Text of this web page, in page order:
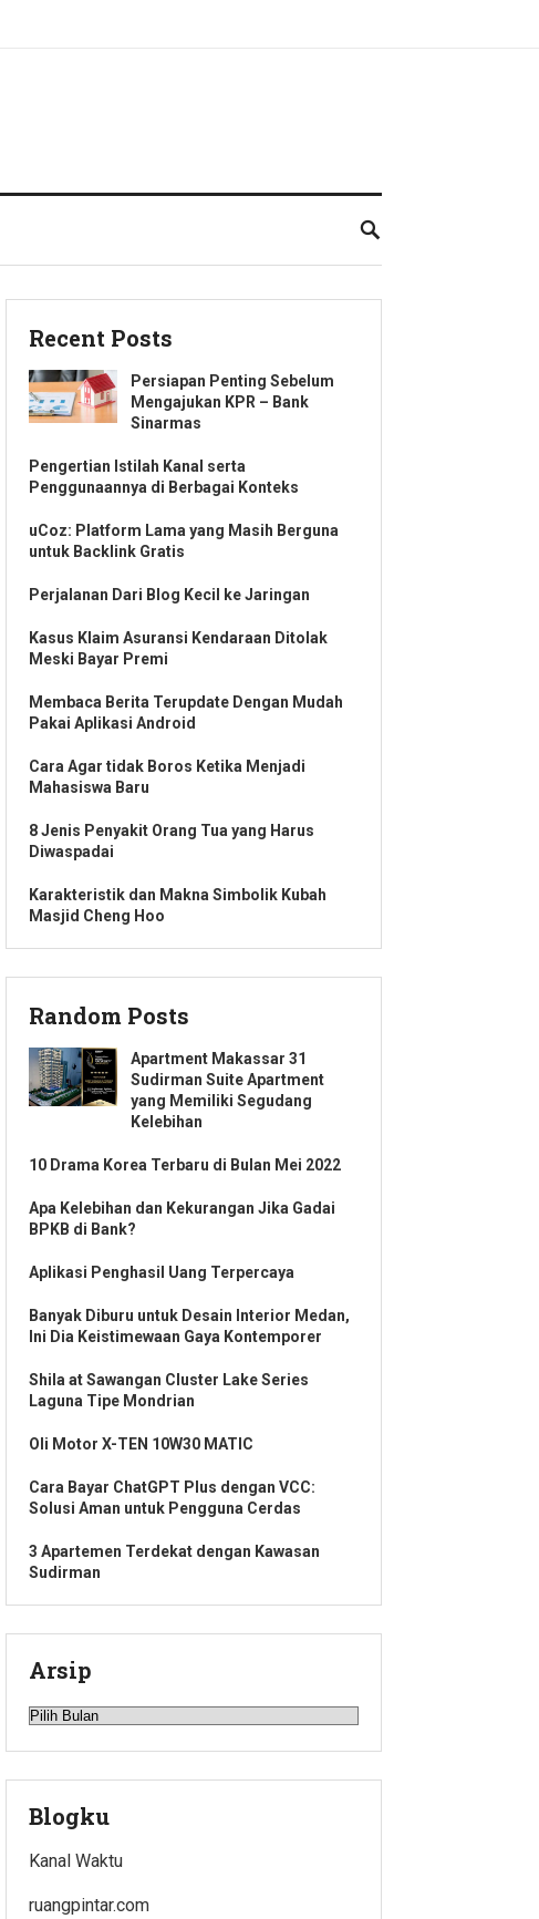
Recent Posts
Persiapan Penting Sebelum
Mengajukan KPR – Bank
Sinarmas
Pengertian Istilah Kanal serta
Penggunaannya di Berbagai Konteks
uCoz: Platform Lama yang Masih Berguna
untuk Backlink Gratis
Perjalanan Dari Blog Kecil ke Jaringan
Kasus Klaim Asuransi Kendaraan Ditolak
Meski Bayar Premi
Membaca Berita Terupdate Dengan Mudah
Pakai Aplikasi Android
Cara Agar tidak Boros Ketika Menjadi
Mahasiswa Baru
8 Jenis Penyakit Orang Tua yang Harus
Diwaspadai
Karakteristik dan Makna Simbolik Kubah
Masjid Cheng Hoo
Random Posts
Apartment Makassar 31
Sudirman Suite Apartment
yang Memiliki Segudang
Kelebihan
10 Drama Korea Terbaru di Bulan Mei 2022
Apa Kelebihan dan Kekurangan Jika Gadai
BPKB di Bank?
Aplikasi Penghasil Uang Terpercaya
Banyak Diburu untuk Desain Interior Medan,
Ini Dia Keistimewaan Gaya Kontemporer
Shila at Sawangan Cluster Lake Series
Laguna Tipe Mondrian
Oli Motor X-TEN 10W30 MATIC
Cara Bayar ChatGPT Plus dengan VCC:
Solusi Aman untuk Pengguna Cerdas
3 Apartemen Terdekat dengan Kawasan
Sudirman
Arsip
Arsip
Blogku
Kanal Waktu
ruangpintar.com